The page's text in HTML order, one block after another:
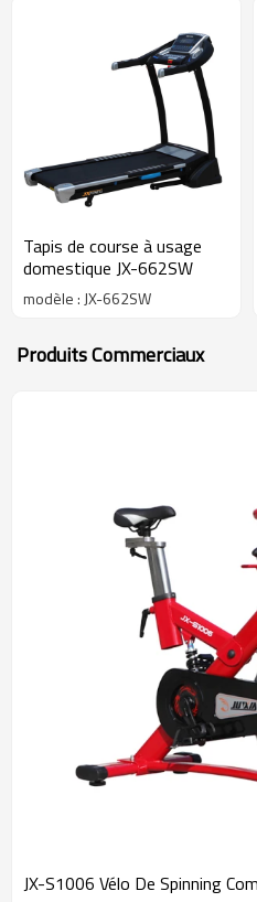
Tapis de course à usage
domestique JX-662SW
modèle : JX-662SW
Produits Commerciaux
JX-S1006 Vélo De Spinning